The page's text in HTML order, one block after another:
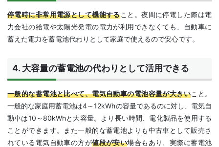
停電時に非常用電源として機能すること。夜間に停電した際は電
力会社の給電や太陽光発電の電力が利用できなくても、自動車に
蓄えた電力を蓄電池代わりとして家庭で使えるので安心です。
4. 大容量の蓄電池の代わりとして活用できる
一般的な蓄電池と比べて、電気自動車の電池容量が大きいこと。
一般的な家庭用蓄電池は4～12kWhの容量であるのに対し、電気自
動車は10～80kWhと大容量。より長い時間、電化製品を使用する
ことができます。また一般的な蓄電池よりも中古車として販売さ
れている電気自動車の方が値段が安い場合もあり、実際に蓄電池